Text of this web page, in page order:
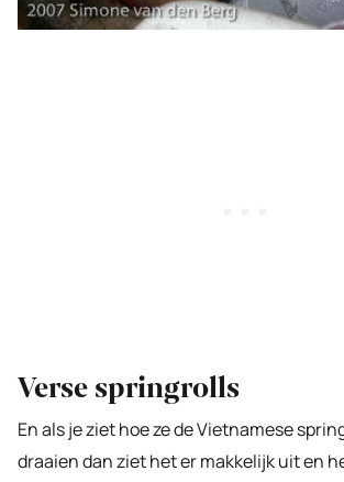
Verse springrolls
En als je ziet hoe ze de Vietnamese
draaien dan ziet het er makkelijk uit en